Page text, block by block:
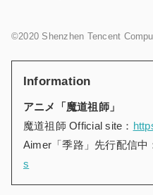
©2020 Shenzhen Tencent
Information
アニメ「魔道祖師」
魔道祖師 Official site：
Aimer「季路」先行配信中
s